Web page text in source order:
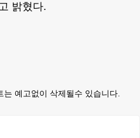
밝혔다.
예고없이 삭제될수 있습니다.